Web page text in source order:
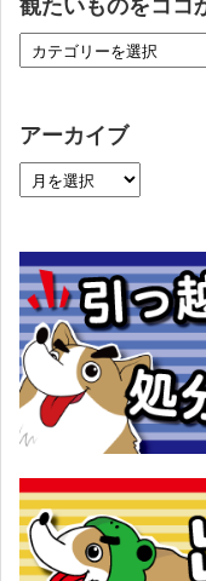
観たいものをココ
アーカイブ